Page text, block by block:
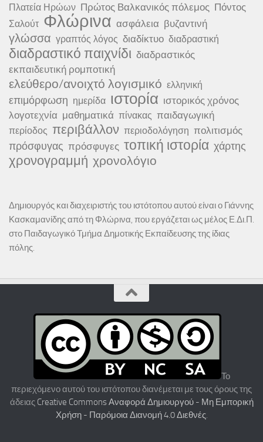
Πλατεία Ηρώων Πρώτος Βαλκανικός πόλεμος Πόντος
Σαλούτ Φλώρινα ασφάλεια βυζαντινή
γλώσσα γραπτός λόγος διαδίκτυο διαδραστική
διαδραστικό παιχνίδι διαδραστικός
εκπαιδευτική ρομποτική
ελεύθερο/ανοιχτό λογισμικό ελληνική
επιμόρφωση ημερίδα ιστορία ιστορικός χρόνος
λογοτεχνία μαθηματικά πίνακας παιδαγωγική
περίοδος περιβάλλον περιοδολόγηση πολιτισμός
πρόσφυγας πρόσφυγες τοπική ιστορία χάρτης
χρονογραμμή χρονολόγιο
Δημιουργός και διαχειριστής του ιστότοπου αυτού είναι ο Γιάννης
Κασκαμανίδης από τη Φλώρινα, που εργάζεται ως μέλος Ε.Δι.Π.
στο Παιδαγωγικό Τμήμα Δημοτικής Εκπαίδευσης της ίδιας
πόλης.
Το
περιεχόμενο αυτού του ιστότοπου διανέμεται με τους όρους της
άδειας Creative Commons Αναφορά Δημιουργού - Μη Εμπορική
Χρήση - Παρόμοια Διανομή 4.0 Διεθνές.